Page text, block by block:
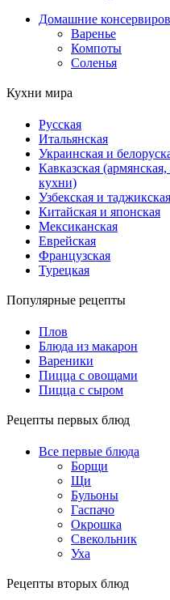
Домашние
Варенье
Компоты
Соленья
Кухни мира
Русская
Итальянская
Украинская и
Кавказская
кухни)
Узбекская и таджикская
Китайская и японская
Мексиканская
Еврейская
Французская
Турецкая
Популярные рецепты
Плов
Блюда из макарон
Вареники
Пицца с овощами
Пицца с сыром
Рецепты первых блюд
Все первые блюда
Борщи
Щи
Бульоны
Гаспачо
Окрошка
Свекольник
Уха
Рецепты вторых блюд